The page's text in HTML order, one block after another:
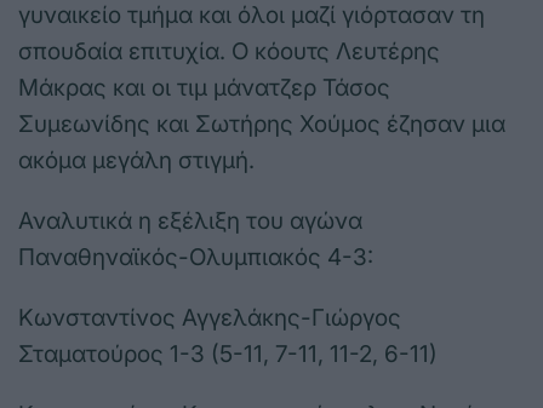
γυναικείο τμήμα και όλοι μαζί γιόρτασαν τη
σπουδαία επιτυχία. Ο κόουτς Λευτέρης
Μάκρας και οι τιμ μάνατζερ Τάσος
Συμεωνίδης και Σωτήρης Χούμος έζησαν μια
ακόμα μεγάλη στιγμή.
Αναλυτικά η εξέλιξη του αγώνα
Παναθηναϊκός-Ολυμπιακός 4-3:
Κωνσταντίνος Αγγελάκης-Γιώργος
Σταματούρος 1-3 (5-11, 7-11, 11-2, 6-11)